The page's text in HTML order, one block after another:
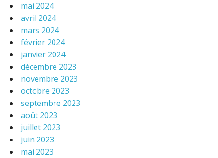
mai 2024
avril 2024
mars 2024
février 2024
janvier 2024
décembre 2023
novembre 2023
octobre 2023
septembre 2023
août 2023
juillet 2023
juin 2023
mai 2023